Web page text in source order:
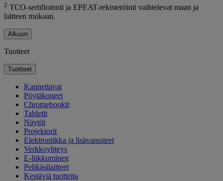
2 TCO-sertifioinnit ja EPEAT-rekisteröinti vaihtelevat maan ja
laitteen mukaan.
Alkuun
Tuotteet
Tuotteet
Kannettavat
Pöytäkoneet
Chromebookit
Tabletit
Näytöt
Projektorit
Elektroniikka ja lisävarusteet
Verkkoyhteys
E-liikkuminen
Pelikäsilaitteet
Kestäviä tuotteita